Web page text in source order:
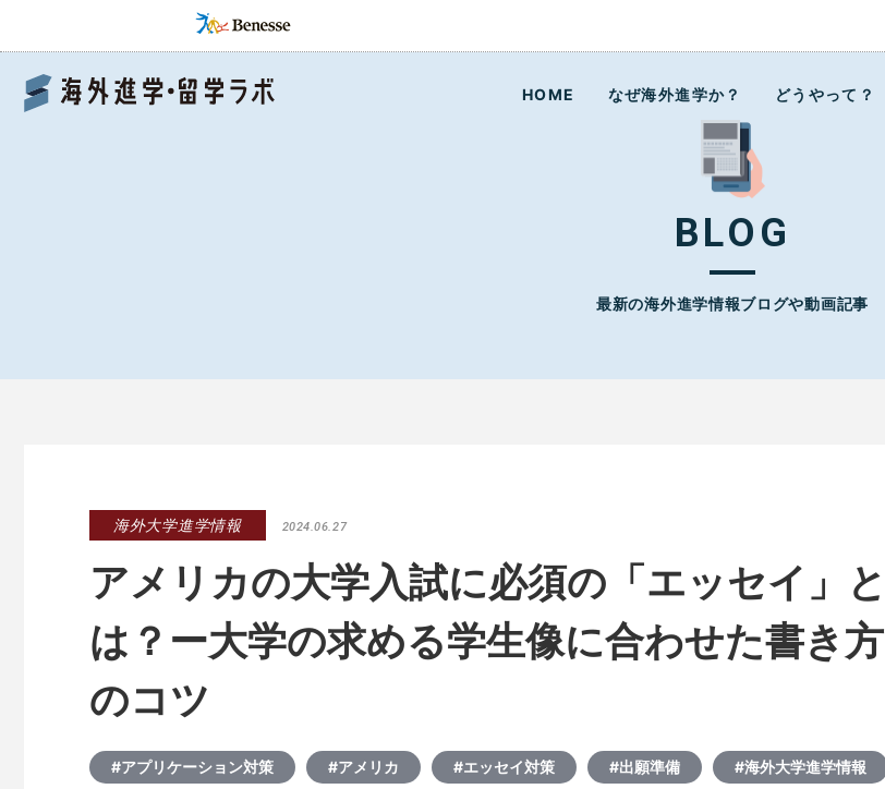
HOME なぜ海外進学か？ どうやって？
BLOG
最新の海外進学情報ブログや動画記事
海外大学進学情報 2024.06.27
アメリカの大学入試に必須の「エッセイ」と
は？ー大学の求める学生像に合わせた書き方
のコツ
#アプリケーション対策 #アメリカ #エッセイ対策 #出願準備 #海外大学進学情報